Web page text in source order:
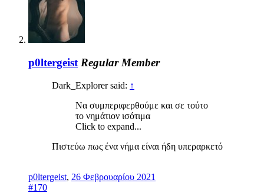
p0ltergeist Regular Member
Dark_Explorer said: ↑
Να συμπεριφερθούμε και σε τούτο
το νημάτιον ισότιμα
Click to expand...
Πιστεύω πως ένα νήμα είναι ήδη υπεραρκετό
p0ltergeist, 26 Φεβρουαρίου 2021
#170